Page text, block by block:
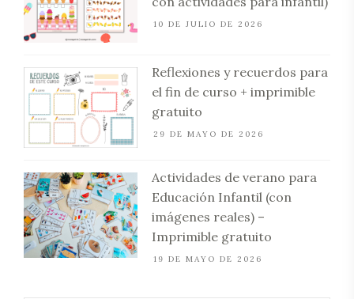
10 DE JULIO DE 2026
Reflexiones y recuerdos para
el fin de curso + imprimible
gratuito
29 DE MAYO DE 2026
Actividades de verano para
Educación Infantil (con
imágenes reales) –
Imprimible gratuito
19 DE MAYO DE 2026